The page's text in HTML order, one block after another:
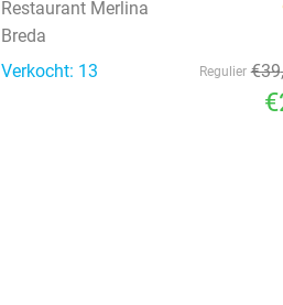
Restaurant Merlina
Breda
Verkocht: 13
Regulier €39